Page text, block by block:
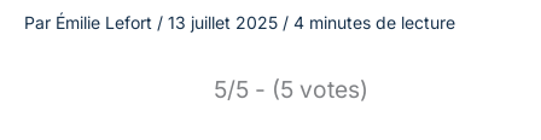
Par Émilie Lefort / 13 juillet 2025 / 4 minutes de lecture
5/5 - (5 votes)